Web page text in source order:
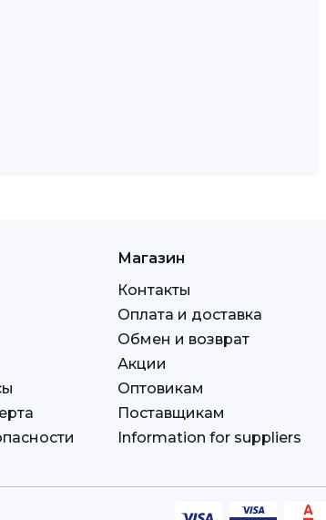
Магазин
Контакты
Оплата и доставка
Обмен и возврат
Акции
Оптовикам
Поставщикам
Information for suppliers